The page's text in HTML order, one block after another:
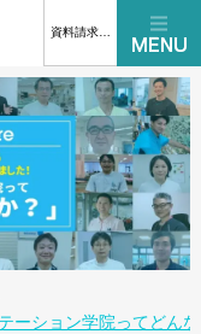
ーション学院ってどん